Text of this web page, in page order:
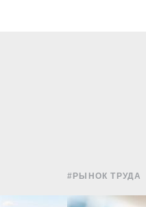
#РЫНОК ТРУДА